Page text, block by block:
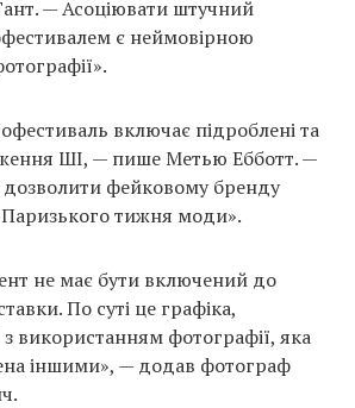
— Асоціювати штучний
є неймовірною
включає підроблені та
ШІ, — пише Метью Ебботт. —
фейковому бренду
тижня моди».
не має бути включений до
По суті це графіка,
використанням фотографії, яка
іншими», — додав фотограф